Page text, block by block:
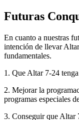
Futuras
En cuanto a nuestras
intención de llevar
fundamentales.
1. Que Altar 7-24
2. Mejorar la
programas especiales
3. Conseguir que Altar